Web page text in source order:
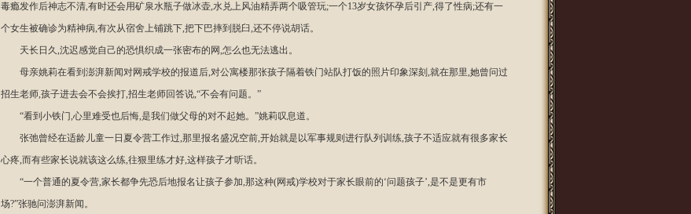
毒瘾发作后神志不清,有时还会用矿泉水瓶子做冰壶,水兑上风油精弄两个吸管玩;一个13岁女孩怀孕后引产,得了性病;还有一
个女生被确诊为精神病,有次从宿舍上铺跳下,把下巴摔到脱臼,还不停说胡话。
天长日久,沈迟感觉自己的恐惧织成一张密布的网,怎么也无法逃出。
母亲姚莉在看到澎湃新闻对网戒学校的报道后,对公寓楼那张孩子隔着铁门站队打饭的照片印象深刻,就在那里,她曾问过
招生老师,孩子进去会不会挨打,招生老师回答说,“不会有问题。”
“看到小铁门,心里难受也后悔,是我们做父母的对不起她。”姚莉叹息道。
张弛曾经在适龄儿童一日夏令营工作过,那里报名盛况空前,开始就是以军事规则进行队列训练,孩子不适应就有很多家长
心疼,而有些家长说就该这么练,往狠里练才好,这样孩子才听话。
“一个普通的夏令营,家长都争先恐后地报名让孩子参加,那这种(网戒)学校对于家长眼前的‘问题孩子’,是不是更有市
场?”张驰问澎湃新闻。